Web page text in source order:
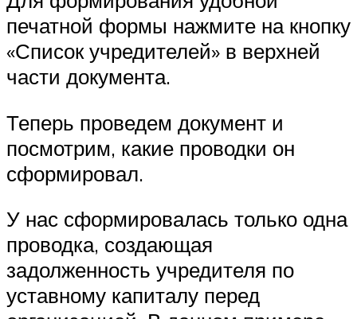
печатной формы нажмите на кнопку
«Список учредителей» в верхней
части документа.
Теперь проведем документ и
посмотрим, какие проводки он
сформировал.
У нас сформировалась только одна
проводка, создающая
задолженность учредителя по
уставному капиталу перед